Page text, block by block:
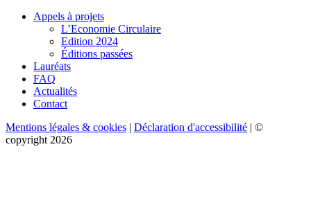
Appels à projets
L’Economie Circulaire
Edition 2024
Éditions passées
Lauréats
FAQ
Actualités
Contact
Mentions légales & cookies | Déclaration d'accessibilité | ©
copyright 2026